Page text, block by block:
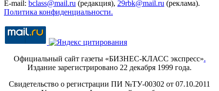
E-mail: bclass@mail.ru (редакция), 29rbk@mail.ru (реклама).
Политика конфиденциальности.
Официальный сайт газеты «БИЗНЕС-КЛАСС экспресс».
Издание зарегистрировано 22 декабря 1999 года.
Свидетельство о регистрации ПИ №ТУ-00302 от 07.10.2011